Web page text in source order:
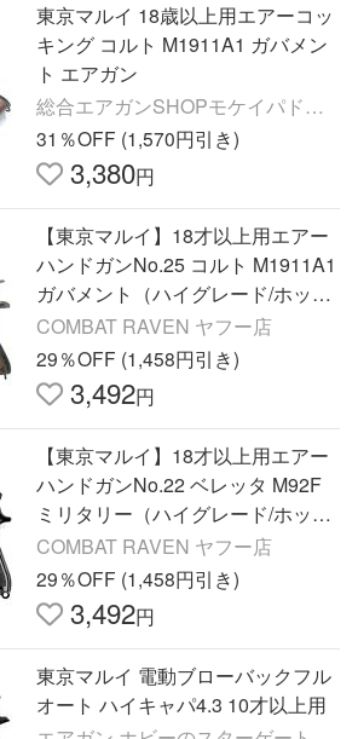
東京マルイ 18歳以上用エアーコッ
キング コルト M1911A1 ガバメン
ト エアガン
総合エアガンSHOPモケイパドッ
ク
31％OFF (1,570円引き)
3,380円
【東京マルイ】18才以上用エアー
ハンドガンNo.25 コルト M1911A1
ガバメント（ハイグレード/ホップ
アップ）/COLT/エアガン/132444
〈*0100-0014〉
COMBAT RAVEN ヤフー店
29％OFF (1,458円引き)
3,492円
【東京マルイ】18才以上用エアー
ハンドガンNo.22 ベレッタ M92F
ミリタリー（ハイグレード/ホップ
アップ）/Beretta/エアガン/132413
〈*0100-0011〉
COMBAT RAVEN ヤフー店
29％OFF (1,458円引き)
3,492円
東京マルイ 電動ブローバックフル
オート ハイキャパ4.3 10才以上用